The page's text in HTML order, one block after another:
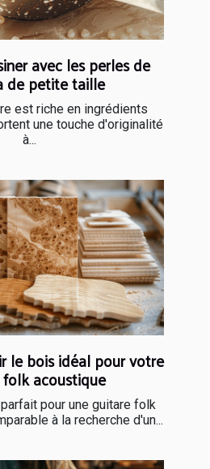
avec les perles de
de petite taille
est riche en ingrédients
une touche d'originalité
à...
le bois idéal pour votre
acoustique
pour une guitare folk
à la recherche d'un...